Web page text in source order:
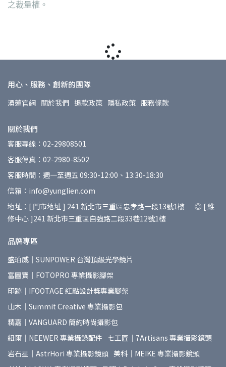
之裁量權。
用心、服務、創新的團隊
湧蓮官網 關於我們 退款政策 隱私政策 服務條款
關於我們
客服專線：02-29808501
客服傳真：02-2980-8502
客服時間：週一至週五 09:30-12:00、13:30-18:30
信箱：info@yunglien.com
地址：[ 門市地址 ] 241 新北市三重區忠孝路一段13號1樓 ◎ [ 維
修中心 ]241 新北市三重區自強路二段33巷12號1樓
品牌專區
盛珀威｜SUNPOWER 台灣頂級光學鏡片
富圖寶｜FOTOPRO 專業攝影腳架
印跡｜IFOOTAGE 紅點設計獎專業腳架
山木｜Summit Creative 專業攝影包
精嘉｜VANGUARD 簡約時尚攝影包
紐爾｜NEEWER 專業攝錄配件 七工匠｜7Artisans 專業攝影鏡頭
岩石星｜AstrHori 專業攝影鏡頭 美科｜MEIKE 專業攝影鏡頭